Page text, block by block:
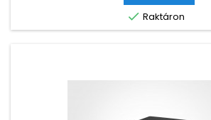
 Raktáron